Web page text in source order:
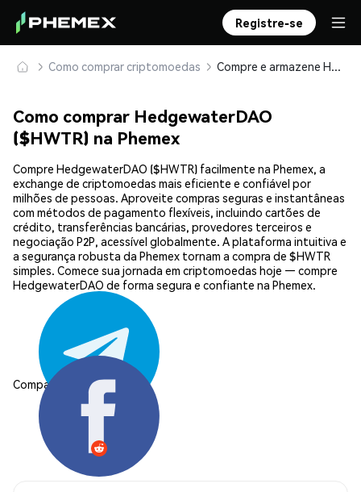
Registre-se
Como comprar criptomoedas Compre e armazene HedgewaterDAO ($HWTR) com segurança
Como comprar HedgewaterDAO
($HWTR) na Phemex
Compre HedgewaterDAO ($HWTR) facilmente na Phemex, a
exchange de criptomoedas mais eficiente e confiável por
milhões de pessoas. Aproveite compras seguras e instantâneas
com métodos de pagamento flexíveis, incluindo cartões de
crédito, transferências bancárias, provedores terceiros e
negociação P2P, acessível globalmente. A plataforma intuitiva e
a segurança robusta da Phemex tornam a compra de $HWTR
simples. Comece sua jornada em criptomoedas hoje — compre
HedgewaterDAO de forma segura e confiante na Phemex.
Compartilhar: